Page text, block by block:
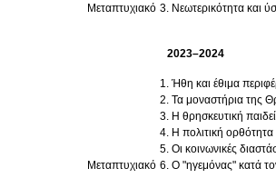
Μεταπτυχιακό
Νεωτερικότητα και
2023–2024
Μεταπτυχιακό
Ήθη και έθιμα
Τα μοναστήρια της
Η θρησκευτική
Η πολιτική
Οι κοινωνικές
Ο "ηγεμόνας" κατά